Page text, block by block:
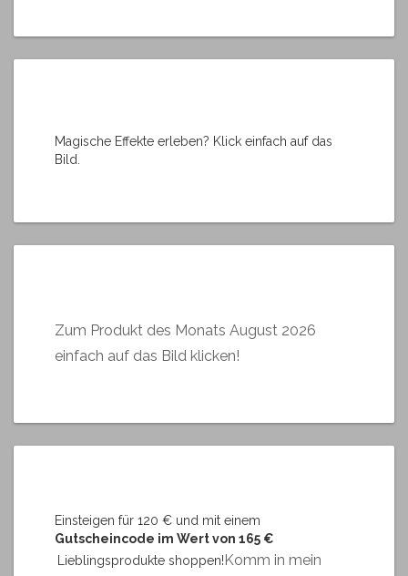
Magische Effekte erleben? Klick einfach auf das
Bild.
Zum Produkt des Monats August 2026
einfach auf das Bild klicken!
Einsteigen für 120 € und mit einem
Gutscheincode im Wert von 165 €
Lieblingsprodukte shoppen! Komm in mein